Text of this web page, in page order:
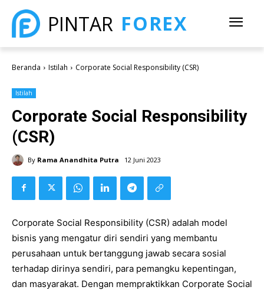
PINTAR FOREX
Beranda Istilah Corporate Social Responsibility (CSR)
Istilah
Corporate Social Responsibility
(CSR)
By Rama Anandhita Putra 12 Juni 2023
Corporate Social Responsibility (CSR) adalah model
bisnis yang mengatur diri sendiri yang membantu
perusahaan untuk bertanggung jawab secara sosial
terhadap dirinya sendiri, para pemangku kepentingan,
dan masyarakat. Dengan mempraktikkan Corporate Social